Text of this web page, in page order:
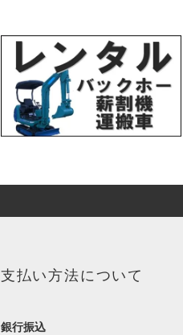
支払い方法について
銀行振込